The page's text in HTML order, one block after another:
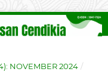
NOVEMBER 2024 /